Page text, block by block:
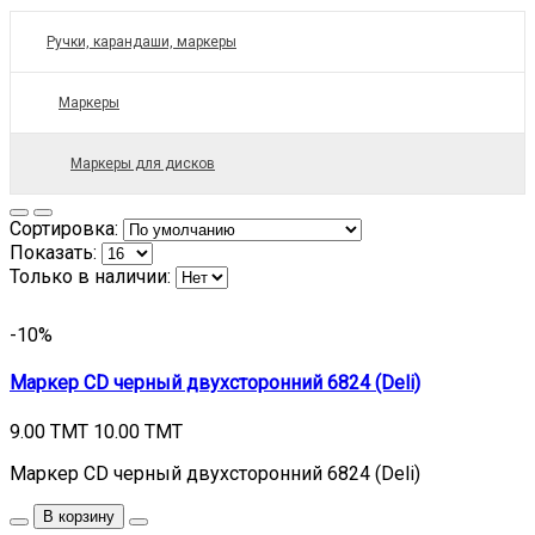
Ручки, карандаши, маркеры
Маркеры
Маркеры для дисков
Сортировка:
Показать:
Только в наличии:
-10%
Маркер CD черный двухсторонний 6824 (Deli)
9.00 TMT 10.00 TMT
Маркер CD черный двухсторонний 6824 (Deli)
В корзину